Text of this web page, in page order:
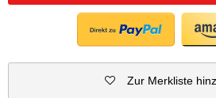
Zur Merkliste